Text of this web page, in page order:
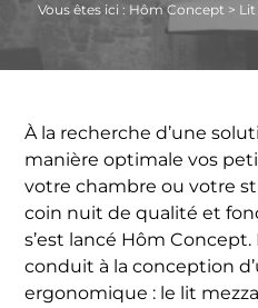
Vous êtes ici : Hôm Concept>
À la recherche d’une
manière optimale vos
votre chambre ou votre
coin nuit de qualité et
s’est lancé Hôm
conduit à la conception
ergonomique : le lit